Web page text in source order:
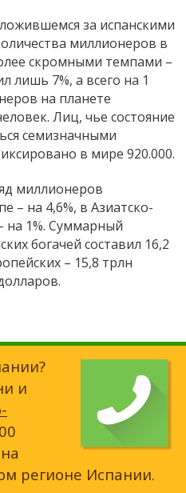
за испанскими
миллионеров в
скромными темпами –
лишь 7%, а всего на 1
на планете
Лиц, чье состояние
семизначными
в мире 920.000.
миллионеров
– на 4,6%, в Азиатско-
на 1%. Суммарный
богачей составил 16,2
– 15,8 трлн
и
регионе Испании.